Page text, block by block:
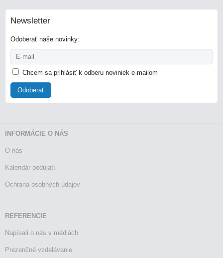
Newsletter
Odoberať naše novinky:
Chcem sa prihlásiť k odberu noviniek e-mailom
Odoberať
INFORMÁCIE O NÁS
O nás
Kalendár podujatí
Ochrana osobných údajov
REFERENCIE
Napísali o nás v médiách
Prezenčné vzdelávanie